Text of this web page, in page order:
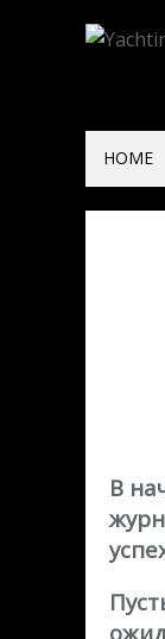
HOME
В